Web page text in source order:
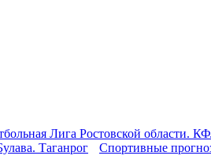
Лига Ростовской области.
Таганрог
Спортивные